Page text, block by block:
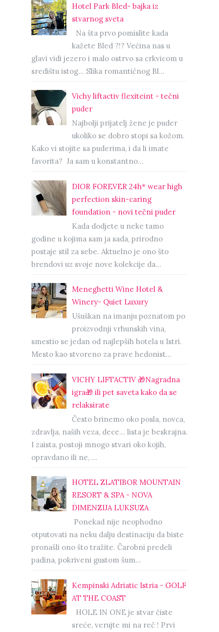
Hotel Park Bled- bajka iz
stvarnog sveta
Na šta prvo pomislite kada
kažete Bled ?!? Većina nas u
glavi vidi jezero i malo ostrvo sa crkvicom u
središtu istog… Slika romantičnog Bl...
Vichy liftactiv flexiteint - tečni
puder
Najbolji prijatelj žene je puder
ukoliko se dobro stopi sa kožom.
Kako vi stojite sa puderima, i da li imate
favorita? Ja sam u konstantno...
DIOR FOREVER 24h* wear high
perfection skin-caring
foundation - novi tečni puder
Kada dodjete u neke tamo
godine u kojima sam ja sada, prirodno
postaje stil za sebe. Aktuelno je ono što
brendovi uz svoje nove kolekcije da...
Meneghetti Wine Hotel &
Winery- Quiet Luxury
Ušuškan na imanju poznatom po
proizvodnji vrhunskih vina,
smestio se jedan od najlepših hotela u Istri.
Mesto kao stvoreno za prave hedonist...
VICHY LIFTACTIV 🎁Nagradna
igra🎁 ili pet saveta kako da se
relaksirate
Često brinemo oko posla, novca,
zdravlja, naših veza, dece… lista je beskrajna.
I zaista, postoji mnogo stvari oko kojih,
opravdano ili ne, ...
HOTEL ZLATIBOR MOUNTAIN
RESORT & SPA - NOVA
DIMENZIJA LUKSUZA
Ponekad nije neophodno
otputovati na neku dalju destinaciju da biste
pronašli ono što tražite. Čarobni predeli
padina, pokriveni gustom šum...
Kempinski Adriatic Istria - GOLF
AT THE COAST
HOLE IN ONE je stvar čiste
sreće, verujte mi na reč ! Prvi